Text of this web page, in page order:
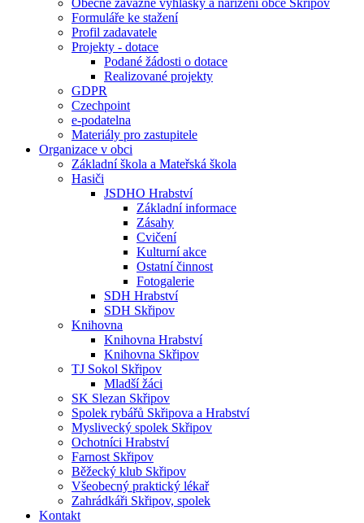
Obecně závazné vyhlášky a nařízení obce Skřipov
Formuláře ke stažení
Profil zadavatele
Projekty - dotace
Podané žádosti o dotace
Realizované projekty
GDPR
Czechpoint
e-podatelna
Materiály pro zastupitele
Organizace v obci
Základní škola a Mateřská škola
Hasiči
JSDHO Hrabství
Základní informace
Zásahy
Cvičení
Kulturní akce
Ostatní činnost
Fotogalerie
SDH Hrabství
SDH Skřipov
Knihovna
Knihovna Hrabství
Knihovna Skřipov
TJ Sokol Skřipov
Mladší žáci
SK Slezan Skřipov
Spolek rybářů Skřipova a Hrabství
Myslivecký spolek Skřipov
Ochotníci Hrabství
Farnost Skřipov
Běžecký klub Skřipov
Všeobecný praktický lékař
Zahrádkáři Skřipov, spolek
Kontakt